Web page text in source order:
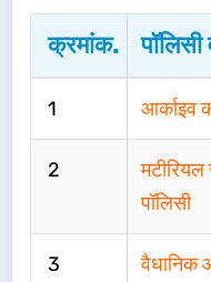
क्रमांक.
1 आर्काइव
2
मटीरियल
पॉलिसी
3 वैधानिक